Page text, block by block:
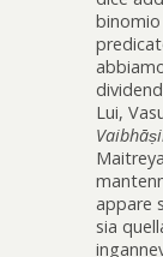
Lui,
appare
sia